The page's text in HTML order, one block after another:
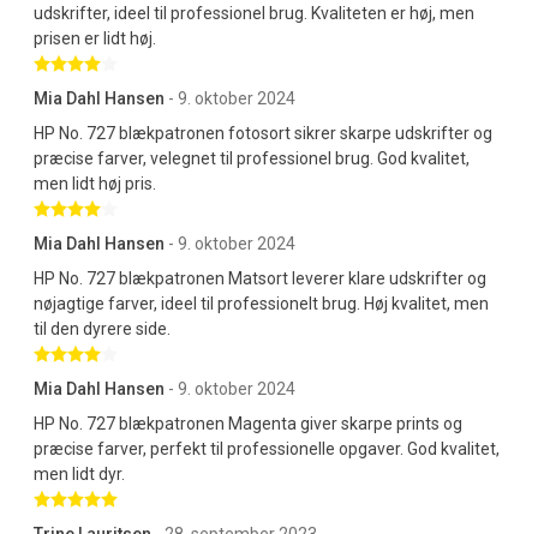
udskrifter, ideel til professionel brug. Kvaliteten er høj, men
prisen er lidt høj.
Mia Dahl Hansen - 9. oktober 2024
HP No. 727 blækpatronen fotosort sikrer skarpe udskrifter og
præcise farver, velegnet til professionel brug. God kvalitet,
men lidt høj pris.
Mia Dahl Hansen - 9. oktober 2024
HP No. 727 blækpatronen Matsort leverer klare udskrifter og
nøjagtige farver, ideel til professionelt brug. Høj kvalitet, men
til den dyrere side.
Mia Dahl Hansen - 9. oktober 2024
HP No. 727 blækpatronen Magenta giver skarpe prints og
præcise farver, perfekt til professionelle opgaver. God kvalitet,
men lidt dyr.
Betygsatt 5 av 5 stjärnor